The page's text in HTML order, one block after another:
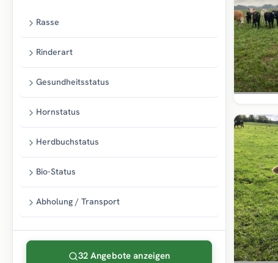
Rasse
Rinderart
Gesundheitsstatus
Hornstatus
Herdbuchstatus
Bio-Status
Abholung / Transport
32 Angebote anzeigen